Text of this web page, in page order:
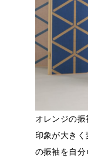
オレンジの
印象が大き
の振袖を自分